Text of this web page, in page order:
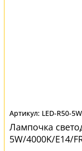
LED-R50-
Лампочка
5W/4000K/E14/